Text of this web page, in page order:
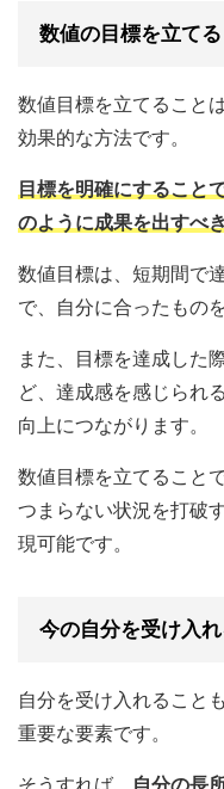
数値の目標を立てる
数値目標を立てること
効果的な方法です。
目標を明確にすること
のように成果を出すべ
数値目標は、短期間で
で、自分に合ったもの
また、目標を達成した
ど、達成感を感じられ
向上につながります。
数値目標を立てること
つまらない状況を打破
現可能です。
今の自分を受け入
自分を受け入れること
重要な要素です。